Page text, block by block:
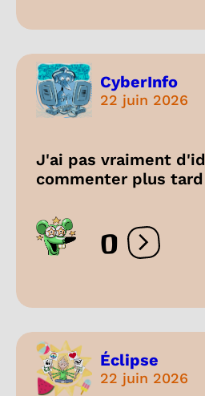
CyberInfo
22 juin 2026
J'ai pas vraiment
commenter plus
0 Ouvrir les
Éclipse
22 juin 2026